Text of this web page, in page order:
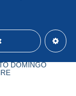
DOMINGO